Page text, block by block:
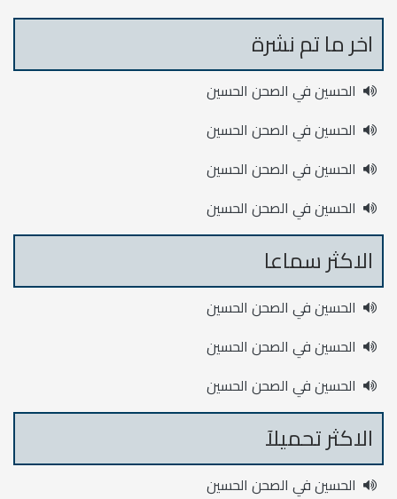
اخر ما تم نشرة
الحسين في الصحن الحسين
الحسين في الصحن الحسين
الحسين في الصحن الحسين
الحسين في الصحن الحسين
الاكثر سماعا
الحسين في الصحن الحسين
الحسين في الصحن الحسين
الحسين في الصحن الحسين
الاكثر تحميلآ
الحسين في الصحن الحسين